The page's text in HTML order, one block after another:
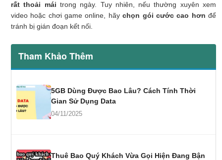
rất thoải mái trong ngày. Tuy nhiên, nếu thường xuyên xem
video hoặc chơi game online, hãychọn gói cước cao hơn để
tránh bị gián đoạn kết nối.
Tham Khảo Thêm
5GB Dùng Được Bao Lâu? Cách Tính Thời
Gian Sử Dụng Data
04/11/2025
Thuê Bao Quý Khách Vừa Gọi Hiện Đang Bận